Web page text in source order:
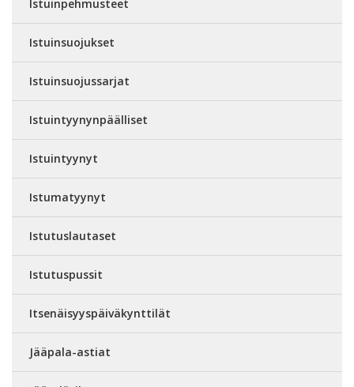
Istuinpehmusteet
Istuinsuojukset
Istuinsuojussarjat
Istuintyynynpäälliset
Istuintyynyt
Istumatyynyt
Istutuslautaset
Istutuspussit
Itsenäisyyspäiväkynttilät
Jääpala-astiat